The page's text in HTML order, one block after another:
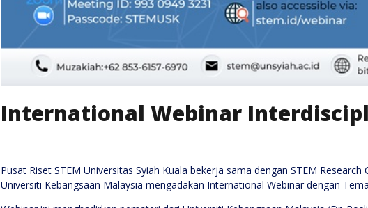
International Webinar
Pusat Riset STEM Universitas Syiah Kuala bekerja sama dengan STEM
Universiti Kebangsaan Malaysia mengadakan International Webinar dengan